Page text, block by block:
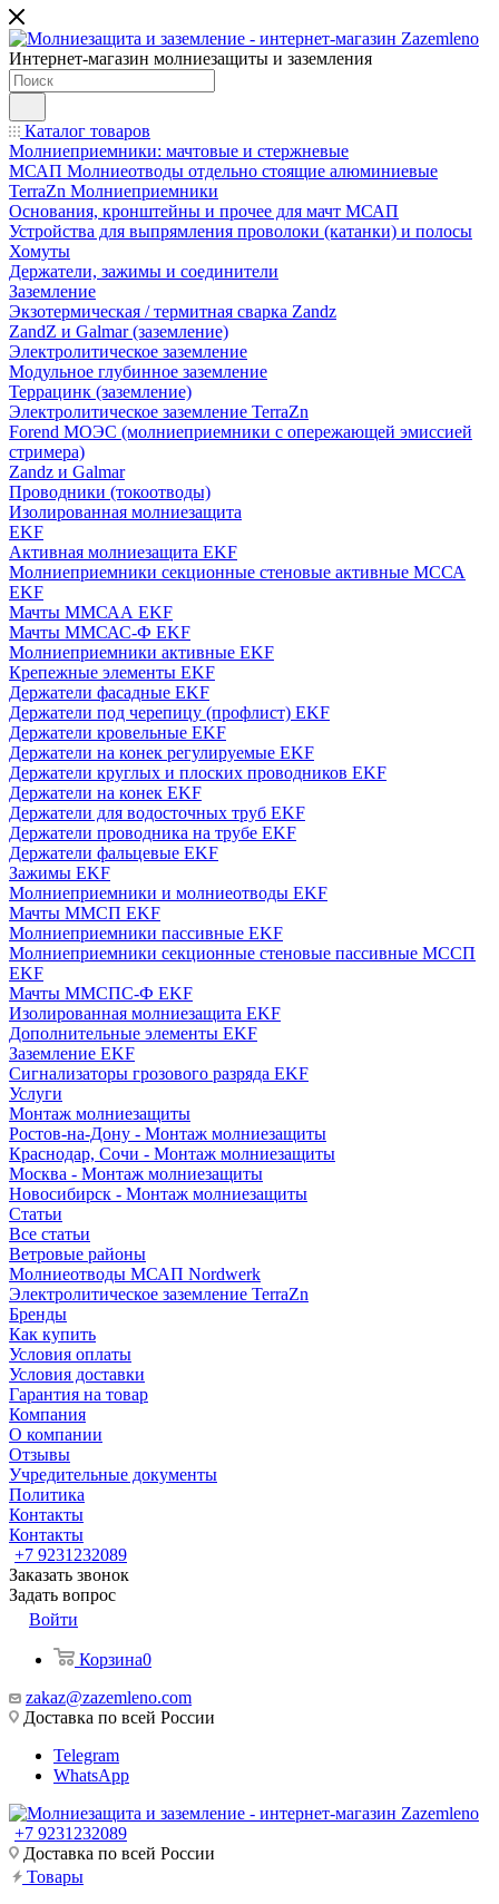
Интернет-магазин молниезащиты и заземления
Каталог товаров
Молниеприемники: мачтовые и стержневые
МСАП Молниеотводы отдельно стоящие алюминиевые
TerraZn Молниеприемники
Основания, кронштейны и прочее для мачт МСАП
Устройства для выпрямления проволоки (катанки) и полосы
Хомуты
Держатели, зажимы и соединители
Заземление
Экзотермическая / термитная сварка Zandz
ZandZ и Galmar (заземление)
Электролитическое заземление
Модульное глубинное заземление
Террацинк (заземление)
Электролитическое заземление TerraZn
Forend МОЭС (молниеприемники с опережающей эмиссией
стримера)
Zandz и Galmar
Проводники (токоотводы)
Изолированная молниезащита
EKF
Активная молниезащита EKF
Молниеприемники секционные стеновые активные МССА
EKF
Мачты ММСАА EKF
Мачты ММСАС-Ф EKF
Молниеприемники активные EKF
Крепежные элементы EKF
Держатели фасадные EKF
Держатели под черепицу (профлист) EKF
Держатели кровельные EKF
Держатели на конек регулируемые EKF
Держатели круглых и плоских проводников EKF
Держатели на конек EKF
Держатели для водосточных труб EKF
Держатели проводника на трубе EKF
Держатели фальцевые EKF
Зажимы EKF
Молниеприемники и молниеотводы EKF
Мачты ММСП EKF
Молниеприемники пассивные EKF
Молниеприемники секционные стеновые пассивные МССП
EKF
Мачты ММСПС-Ф EKF
Изолированная молниезащита EKF
Дополнительные элементы EKF
Заземление EKF
Сигнализаторы грозового разряда EKF
Услуги
Монтаж молниезащиты
Ростов-на-Дону - Монтаж молниезащиты
Краснодар, Сочи - Монтаж молниезащиты
Москва - Монтаж молниезащиты
Новосибирск - Монтаж молниезащиты
Статьи
Все статьи
Ветровые районы
Молниеотводы МСАП Nordwerk
Электролитическое заземление TerraZn
Бренды
Как купить
Условия оплаты
Условия доставки
Гарантия на товар
Компания
О компании
Отзывы
Учредительные документы
Политика
Контакты
Контакты
+7 9231232089
Заказать звонок
Задать вопрос
Войти
Корзина0
zakaz@zazemleno.com
Доставка по всей России
Telegram
WhatsApp
+7 9231232089
Доставка по всей России
Товары